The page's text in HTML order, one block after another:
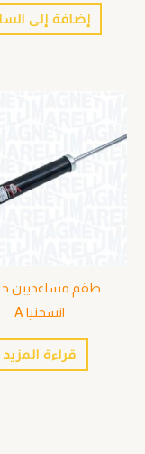
إضافة إلى
طقم مساعديين
انسجنيا A
قراءة المزيد